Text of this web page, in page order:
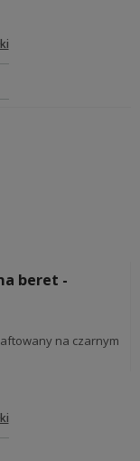
beret -
na czarnym